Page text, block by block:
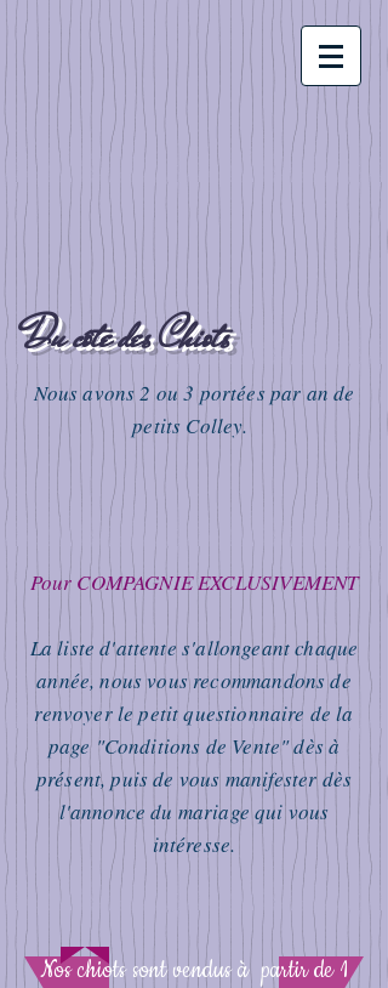
Du côté des Chiots
Nous avons 2 ou 3 portées par an de
petits Colley.
Pour COMPAGNIE EXCLUSIVEMENT
La liste d'attente s'allongeant chaque
année, nous vous recommandons de
renvoyer le petit questionnaire de la
page "Conditions de Vente" dès à
présent, puis de vous manifester dès
l'annonce du mariage qui vous
intéresse.
Nos chiots sont vendus à partir de 1